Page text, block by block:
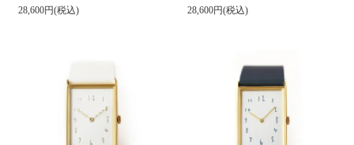
28,600円(税込)
28,600円(税込)